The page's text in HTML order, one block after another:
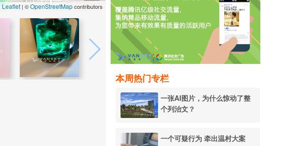
本周热门专栏
一张AI图片，为什么惊动了整
个列治文？
一个可疑行为 牵出温村大案
Leaflet | ©OpenStreetMapcontributors